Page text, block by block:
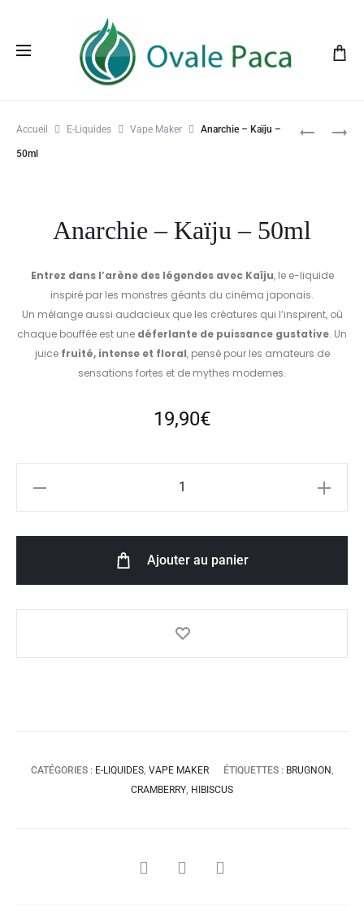
Accueil E-Liquides Vape Maker Anarchie – Kaïju –
50ml
Anarchie – Kaïju – 50ml
Entrez dans l’arène des légendes avec Kaïju, le e-liquide
inspiré par les monstres géants du cinéma japonais.
Un mélange aussi audacieux que les créatures qui l’inspirent, où
chaque bouffée est une déferlante de puissance gustative. Un
juice fruité, intense et floral, pensé pour les amateurs de
sensations fortes et de mythes modernes.
19,90€
Ajouter au panier
CATÉGORIES : E-LIQUIDES, VAPE MAKER ÉTIQUETTES : BRUGNON
CRAMBERRY HIBISCUS
SHARE